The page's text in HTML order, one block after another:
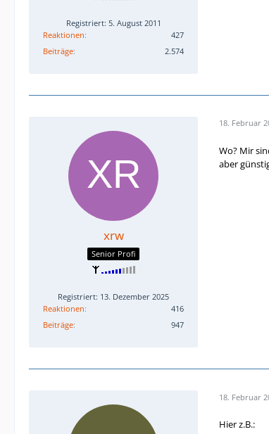
Registriert: 5. August 2011
Reaktionen
427
Beiträge
2.574
xrw
Senior Profi
Registriert: 13. Dezember 2025
Reaktionen
416
Beiträge
947
18. Februar
Wo? Mir
aber
18. Februar
Hier z.B.: